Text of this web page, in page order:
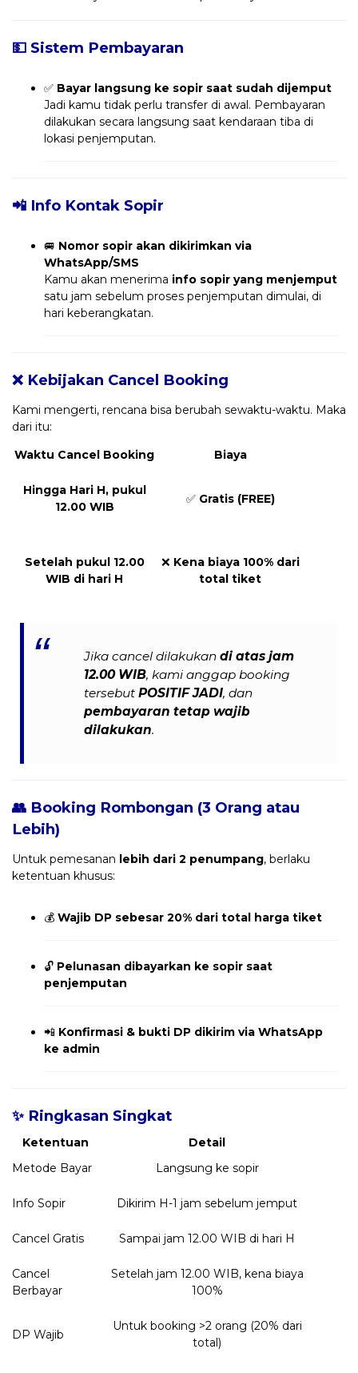
💵 Sistem Pembayaran
✅ Bayar langsung ke sopir saat sudah dijemput
Jadi kamu tidak perlu transfer di awal. Pembayaran
dilakukan secara langsung saat kendaraan tiba di
lokasi penjemputan.
📲 Info Kontak Sopir
🚐 Nomor sopir akan dikirimkan via
WhatsApp/SMS
Kamu akan menerima info sopir yang menjemput
satu jam sebelum proses penjemputan dimulai, di
hari keberangkatan.
❌ Kebijakan Cancel Booking
Kami mengerti, rencana bisa berubah sewaktu-waktu. Maka
dari itu:
Waktu Cancel Booking
Biaya
Hingga Hari H, pukul
12.00 WIB
✅ Gratis (FREE)
Setelah pukul 12.00
WIB di hari H
❌ Kena biaya 100% dari
total tiket
Jika cancel dilakukandi atas jam
12.00 WIB, kami anggap booking
tersebutPOSITIF JADI, dan
pembayaran tetap wajib
dilakukan.
👥 Booking Rombongan (3 Orang atau
Lebih)
Untuk pemesanan lebih dari 2 penumpang, berlaku
ketentuan khusus:
💰 Wajib DP sebesar 20% dari total harga tiket
🔓 Pelunasan dibayarkan ke sopir saat
penjemputan
📲 Konfirmasi & bukti DP dikirim via WhatsApp
ke admin
✨ Ringkasan Singkat
Ketentuan
Detail
Metode Bayar
Langsung ke sopir
Info Sopir Dikirim H-1 jam sebelum jemput
Cancel Gratis Sampai jam 12.00 WIB di hari H
Cancel
Berbayar
Setelah jam 12.00 WIB, kena biaya
100%
DP Wajib
Untuk booking >2 orang (20% dari
total)